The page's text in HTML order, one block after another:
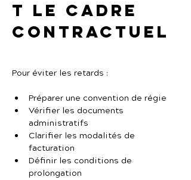
t le cadre
contractuel
Pour éviter les retards :
Préparer une convention de régie
Vérifier les documents
administratifs
Clarifier les modalités de
facturation
Définir les conditions de
prolongation